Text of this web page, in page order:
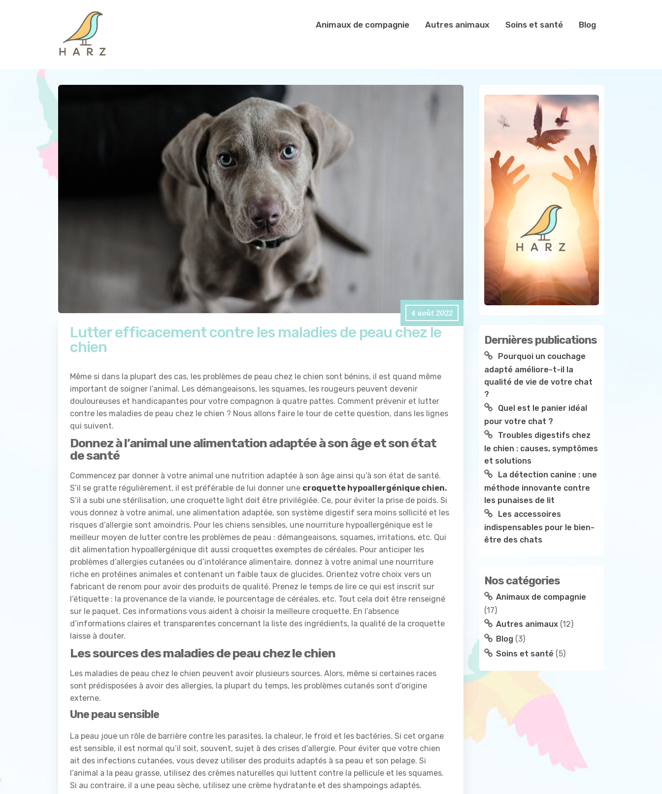
Animaux de compagnie Autres animaux Soins et santé Blog
4 août 2022
Lutter efficacement contre les maladies de peau chez le
chien
Même si dans la plupart des cas, les problèmes de peau chez le chien sont bénins, il est quand même
important de soigner l’animal. Les démangeaisons, les squames, les rougeurs peuvent devenir
douloureuses et handicapantes pour votre compagnon à quatre pattes. Comment prévenir et lutter
contre les maladies de peau chez le chien ? Nous allons faire le tour de cette question, dans les lignes
qui suivent.
Donnez à l’animal une alimentation adaptée à son âge et son état
de santé
Commencez par donner à votre animal une nutrition adaptée à son âge ainsi qu’à son état de santé.
S’il se gratte régulièrement, il est préférable de lui donner une croquette hypoallergénique chien.
S’il a subi une stérilisation, une croquette light doit être privilégiée. Ce, pour éviter la prise de poids. Si
vous donnez à votre animal, une alimentation adaptée, son système digestif sera moins sollicité et les
risques d’allergie sont amoindris. Pour les chiens sensibles, une nourriture hypoallergénique est le
meilleur moyen de lutter contre les problèmes de peau : démangeaisons, squames, irritations, etc. Qui
dit alimentation hypoallergénique dit aussi croquettes exemptes de céréales. Pour anticiper les
problèmes d’allergies cutanées ou d’intolérance alimentaire, donnez à votre animal une nourriture
riche en protéines animales et contenant un faible taux de glucides. Orientez votre choix vers un
fabricant de renom pour avoir des produits de qualité. Prenez le temps de lire ce qui est inscrit sur
l’étiquette : la provenance de la viande, le pourcentage de céréales, etc. Tout cela doit être renseigné
sur le paquet. Ces informations vous aident à choisir la meilleure croquette. En l’absence
d’informations claires et transparentes concernant la liste des ingrédients, la qualité de la croquette
laisse à douter.
Les sources des maladies de peau chez le chien
Les maladies de peau chez le chien peuvent avoir plusieurs sources. Alors, même si certaines races
sont prédisposées à avoir des allergies, la plupart du temps, les problèmes cutanés sont d’origine
externe.
Une peau sensible
La peau joue un rôle de barrière contre les parasites, la chaleur, le froid et les bactéries. Si cet organe
est sensible, il est normal qu’il soit, souvent, sujet à des crises d’allergie. Pour éviter que votre chien
ait des infections cutanées, vous devez utiliser des produits adaptés à sa peau et son pelage. Si
l’animal a la peau grasse, utilisez des crèmes naturelles qui luttent contre la pellicule et les squames.
Si au contraire, il a une peau sèche, utilisez une crème hydratante et des shampoings adaptés.
Dernières publications
Pourquoi un couchage
adapté améliore-t-il la
qualité de vie de votre chat
?
Quel est le panier idéal
pour votre chat ?
Troubles digestifs chez
le chien : causes, symptômes
et solutions
La détection canine : une
méthode innovante contre
les punaises de lit
Les accessoires
indispensables pour le bien-
être des chats
Nos catégories
Animaux de compagnie
(17)
Autres animaux (12)
Blog (3)
Soins et santé (5)